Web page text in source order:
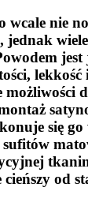
nie
jest
możliwości
się
cieńszy od